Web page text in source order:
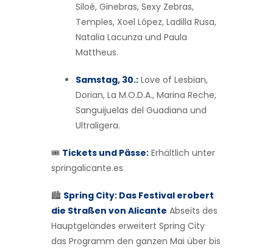
Siloé, Ginebras, Sexy Zebras,
Temples, Xoel López, Ladilla Rusa,
Natalia Lacunza und Paula
Mattheus.
Samstag, 30.: Love of Lesbian,
Dorian, La M.O.D.A., Marina Reche,
Sanguijuelas del Guadiana und
Ultraligera.
🎟️ Tickets und Pässe: Erhältlich unter
springalicante.es
🏙️ Spring City: Das Festival erobert
die Straßen von Alicante Abseits des
Hauptgeländes erweitert Spring City
das Programm den ganzen Mai über bis